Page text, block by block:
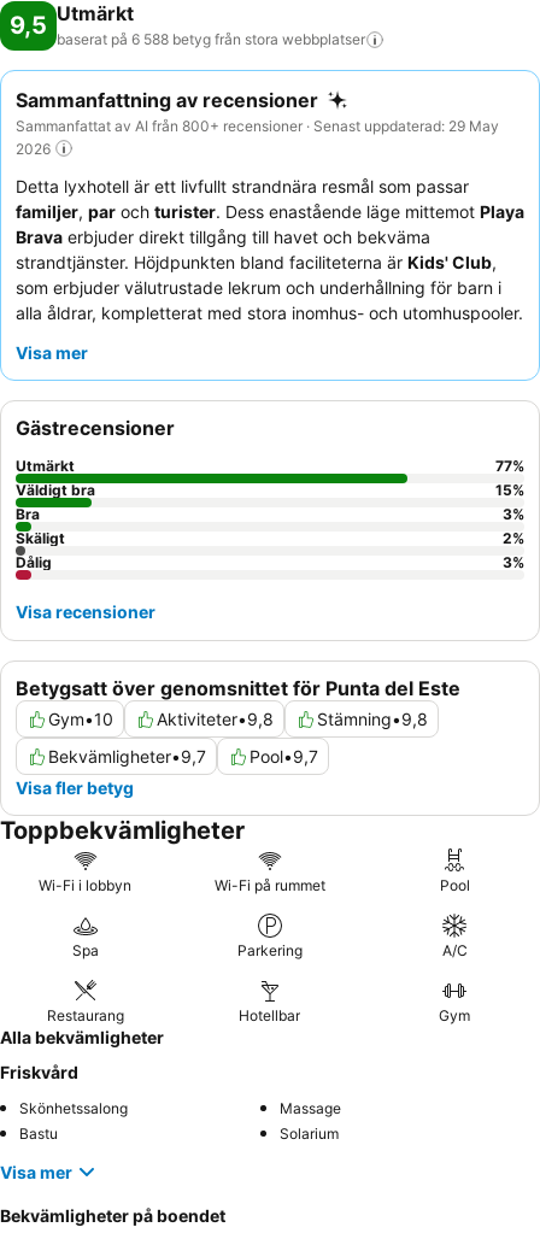
9,5 Utmärkt
baserat på 6 588 betyg från stora webbplatser
Sammanfattning av recensioner
Sammanfattat av AI från 800+ recensioner · Senast uppdaterad: 29 May
2026
Detta lyxhotell är ett livfullt strandnära resmål som passar
familjer, par och turister. Dess enastående läge mittemot Playa
Brava erbjuder direkt tillgång till havet och bekväma
strandtjänster. Höjdpunkten bland faciliteterna är Kids' Club,
som erbjuder välutrustade lekrum och underhållning för barn i
alla åldrar, kompletterat med stora inomhus- och utomhuspooler.
professionella personalen
ett rum med
havsutsikt
kustutsikten.
Visa mer
Betygsatt över genomsnittet för Punta del Este
Gym•10 Aktiviteter•9,8 Stämning•9,8
Bekvämligheter•9,7 Pool•9,7
Visa fler betyg
Gästrecensioner
Utmärkt 77%
Väldigt bra
15%
Bra
3%
Skäligt
2%
Dålig
3%
Visa recensioner
Toppbekvämligheter
Wi-Fi i lobbyn Wi-Fi på rummet Pool
Spa Parkering A/C
Restaurang Hotellbar Gym
Alla bekvämligheter
Friskvård
Skönhetssalong
Massage
Bastu
Solarium
Visa mer
Bekvämligheter på boendet